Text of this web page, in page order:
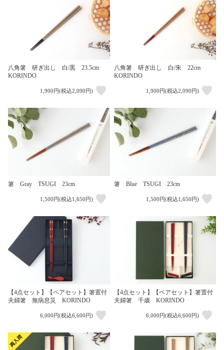
八角箸 研ぎ出し 白/黒 23.5cm
KORINDO
1,900円(税込2,090円)
八角箸 研ぎ出し 白/朱 22cm
KORINDO
1,900円(税込2,090円)
箸 Gray TSUGI 23cm
1,500円(税込1,650円)
箸 Blue TSUGI 23cm
1,500円(税込1,650円)
【4点セット】【ペアセット】箸置付
夫婦箸 無病息災 KORINDO
6,000円(税込6,600円)
【4点セット】【ペアセット】箸置付
夫婦箸 千歳 KORINDO
6,000円(税込6,600円)